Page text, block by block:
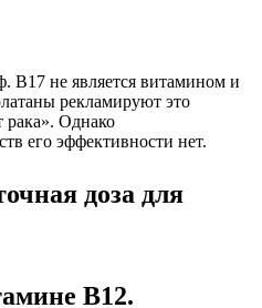
B17 не является витамином и
рекламируют это
рака». Однако
его эффективности нет.
доза для
В12.